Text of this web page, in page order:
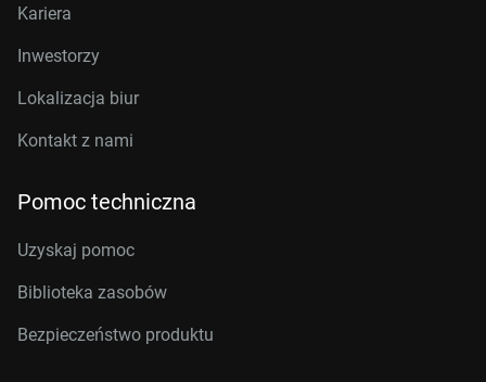
Kariera
Inwestorzy
Lokalizacja biur
Kontakt z nami
Pomoc techniczna
Uzyskaj pomoc
Biblioteka zasobów
Bezpieczeństwo produktu